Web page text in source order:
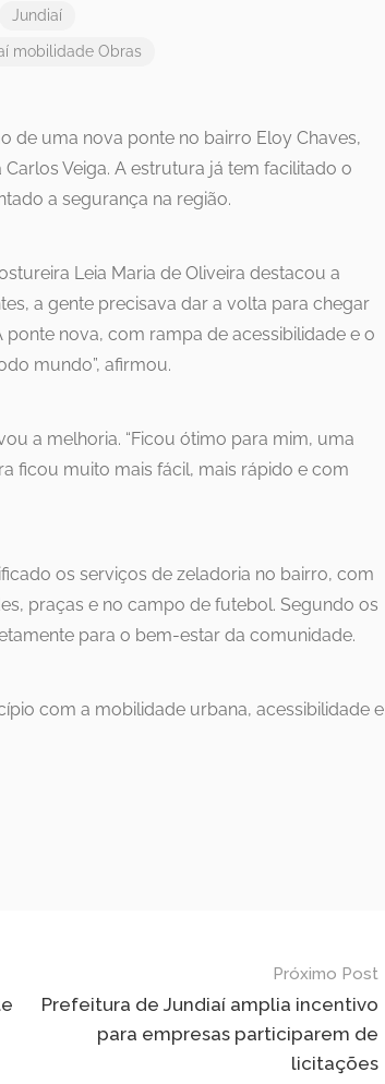
Jundiaí
mobilidade Obras
de uma nova ponte no bairro Eloy Chaves,
Veiga. A estrutura já tem facilitado o
a segurança na região.
Leia Maria de Oliveira destacou a
a gente precisava dar a volta para chegar
nova, com rampa de acessibilidade e o
mundo”, afirmou.
a melhoria. “Ficou ótimo para mim, uma
ficou muito mais fácil, mais rápido e com
os serviços de zeladoria no bairro, com
praças e no campo de futebol. Segundo os
para o bem-estar da comunidade.
com a mobilidade urbana, acessibilidade e
Próximo Post
Prefeitura de Jundiaí amplia incentivo
para empresas participarem de
licitações